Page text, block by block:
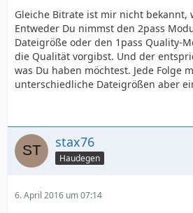
Gleiche Bitrate ist mir nicht bekannt,
Entweder Du nimmst den 2pass
Dateigröße oder den 1pass Quality-
die Qualität vorgibst. Und der
was Du haben möchtest. Jede Folge
unterschiedliche Dateigrößen aber
stax76
Haudegen
6. April 2016 um 07:14